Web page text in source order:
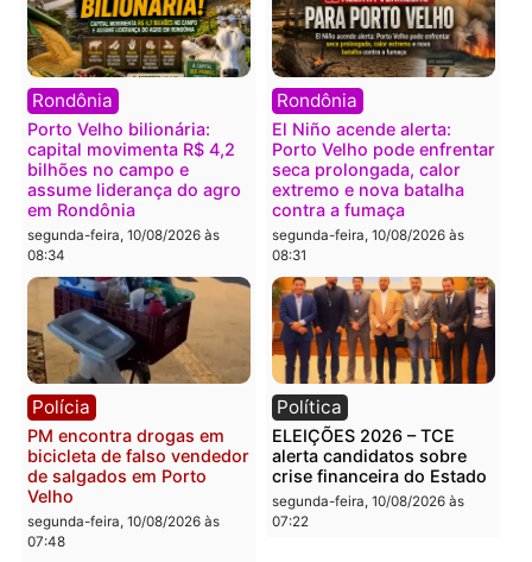
Polícia
Grave acidente deixa casal
ferido e com amputação
após moto ser atingida por
carro na BR-364
segunda-feira, 10/08/2026 às
08:59
Política
DE VOLTA À
Jesuíno Boabaid aposta
força do PSD e pode
retomar representação
dos militares em
segunda-feira, 10/08/2026 às
08:48
Política
CHAPA QUENTE – Hildon
cresce, mira Fúria e pode
transformar a briga pelo
segundo turno em guerra
segunda-feira, 10/08/2026 às
08:45
Política
Reviravolta no TSE
mantém Acir Gurgacz no
jogo e embaralha
milionária pelo Senado
Rondônia
segunda-feira, 10/08/2026 às
08:38